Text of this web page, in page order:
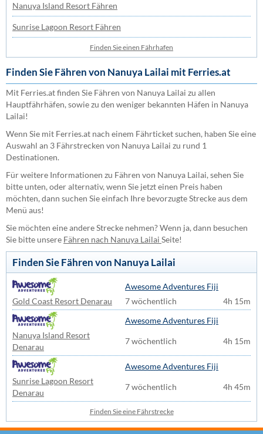
Nanuya Island Resort Fähren
Sunrise Lagoon Resort Fähren
Finden Sie einen Fährhafen
Finden Sie Fähren von Nanuya Lailai mit Ferries.at
Mit Ferries.at finden Sie Fähren von Nanuya Lailai zu allen
Hauptfährhäfen, sowie zu den weniger bekannten Häfen in Nanuya
Lailai!
Wenn Sie mit Ferries.at nach einem Fährticket suchen, haben Sie eine
Auswahl an 3 Fährstrecken von Nanuya Lailai zu rund 1
Destinationen.
Für weitere Informationen zu Fähren von Nanuya Lailai, sehen Sie
bitte unten, oder alternativ, wenn Sie jetzt einen Preis haben
möchten, dann suchen Sie einfach Ihre bevorzugte Strecke aus dem
Menü aus!
Sie möchten eine andere Strecke nehmen? Wenn ja, dann besuchen
Sie bitte unsere Fähren nach Nanuya Lailai Seite!
Finden Sie Fähren von Nanuya Lailai
Awesome Adventures Fiji
Gold Coast Resort Denarau
7 wöchentlich
4h 15m
Awesome Adventures Fiji
Nanuya Island Resort
Denarau
7 wöchentlich 4h 15m
Awesome Adventures Fiji
Sunrise Lagoon Resort
Denarau
7 wöchentlich 4h 45m
Finden Sie eine Fährstrecke